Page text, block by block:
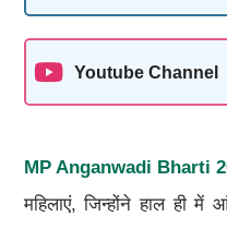
Youtube Channel
MP Anganwadi Bharti
महिलाएं, जिन्होंने हाल ही में